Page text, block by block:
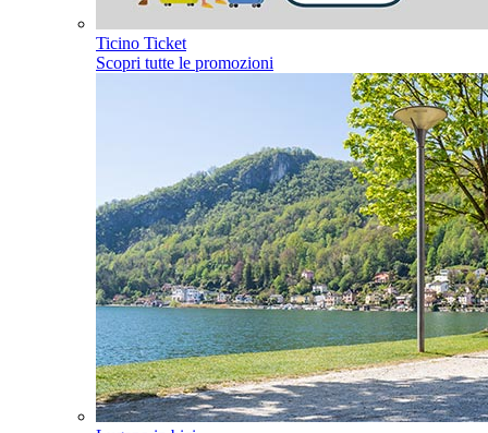
Ticino Ticket
Scopri tutte le promozioni